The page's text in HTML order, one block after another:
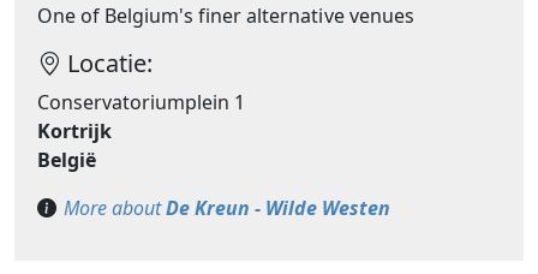
One of Belgium's finer alternative venues
Locatie:
Conservatoriumplein 1
Kortrijk
België
More aboutDe Kreun - Wilde Westen